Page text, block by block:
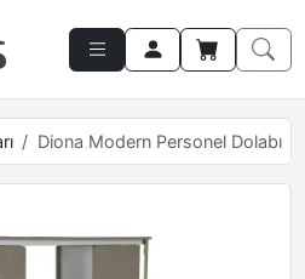
Diona Modern Personel Dolabı